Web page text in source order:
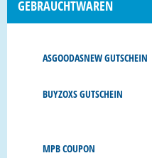
GEBRAUCHTWAREN
ASGOODASNEW GUTSCHEIN
BUYZOXS GUTSCHEIN
MPB COUPON